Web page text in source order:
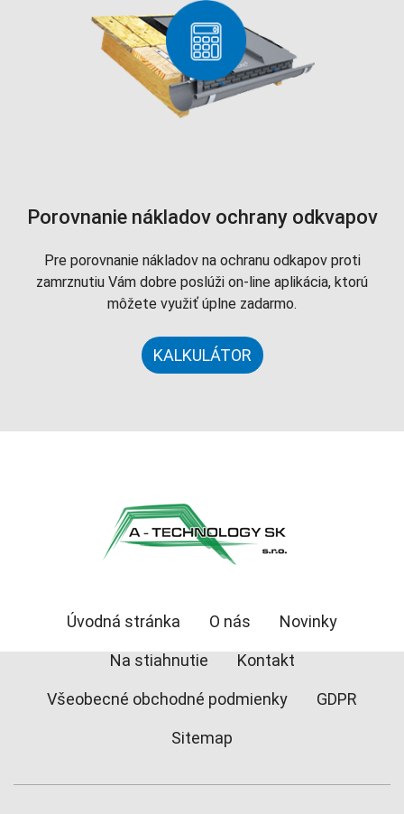
Porovnanie nákladov ochrany odkvapov
Pre porovnanie nákladov na ochranu odkapov proti
zamrznutiu Vám dobre poslúži on-line aplikácia, ktorú
môžete využiť úplne zadarmo.
KALKULÁTOR
Úvodná stránka O nás Novinky
Na stiahnutie Kontakt
Všeobecné obchodné podmienky GDPR
Sitemap